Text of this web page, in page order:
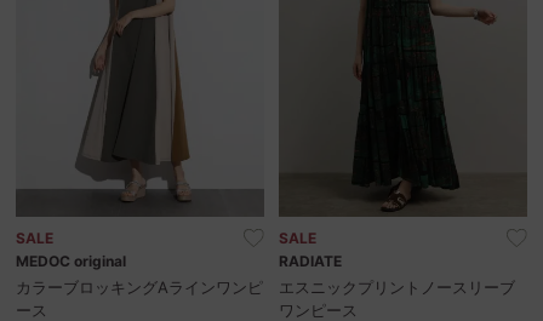
SALE
MEDOC original
カラーブロッキングAラインワンピ
ース
SALE
RADIATE
エスニックプリントノースリーブ
ワンピース